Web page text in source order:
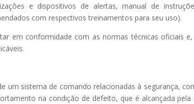
e dispositivos de alertas, manual de
com respectivos treinamentos para seu uso).
em conformidade com as normas técnicas oficiais
um sistema de comando relacionadas à segurança,
na condição de defeito, que é alcançada